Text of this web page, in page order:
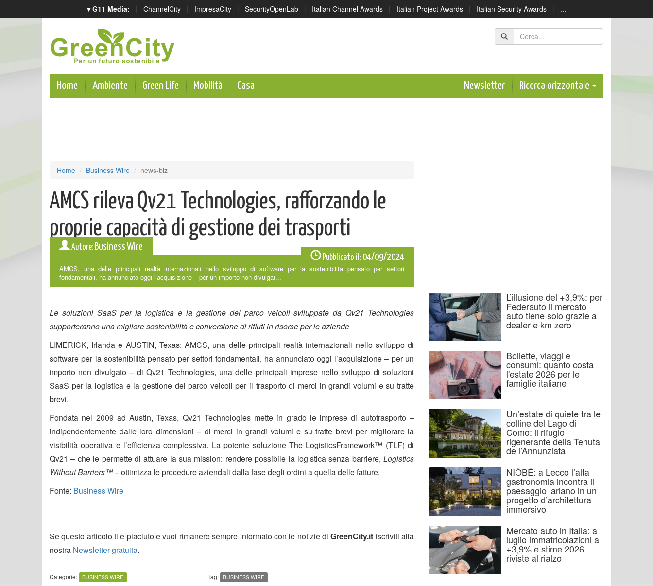
▾ G11 Media: | ChannelCity | ImpresaCity | SecurityOpenLab | Italian Channel Awards | Italian Project Awards | Italian Security Awards | ...
Home Ambiente Green Life Mobilità Casa Newsletter Ricerca orizzontale
Home Business Wire news-biz
AMCS rileva Qv21 Technologies, rafforzando le
proprie capacità di gestione dei trasporti
Pubblicato il: 04/09/2024
Autore: Business Wire
AMCS, una delle principali realtà internazionali nello sviluppo di software per la sostenibilità pensato per settori
fondamentali, ha annunciato oggi l’acquisizione – per un importo non divulgat...
Le soluzioni SaaS per la logistica e la gestione del parco veicoli sviluppate da Qv21 Technologies
supporteranno una migliore sostenibilità e conversione di rifiuti in risorse per le aziende
LIMERICK, Irlanda e AUSTIN, Texas: AMCS, una delle principali realtà internazionali nello sviluppo di
software per la sostenibilità pensato per settori fondamentali, ha annunciato oggi l’acquisizione – per un
importo non divulgato – di Qv21 Technologies, una delle principali imprese nello sviluppo di soluzioni
SaaS per la logistica e la gestione del parco veicoli per il trasporto di merci in grandi volumi e su tratte
brevi.
Fondata nel 2009 ad Austin, Texas, Qv21 Technologies mette in grado le imprese di autotrasporto –
indipendentemente dalle loro dimensioni – di merci in grandi volumi e su tratte brevi per migliorare la
visibilità operativa e l’efficienza complessiva. La potente soluzione The LogisticsFramework™ (TLF) di
Qv21 – che le permette di attuare la sua mission: rendere possibile la logistica senza barriere, Logistics
Without Barriers™– ottimizza le procedure aziendali dalla fase degli ordini a quella delle fatture.
Fonte: Business Wire
Se questo articolo ti è piaciuto e vuoi rimanere sempre informato con le notizie diGreenCity.it iscriviti alla
nostra Newsletter gratuita.
Categorie: BUSINESS WIRE Tag: BUSINESS WIRE
L’illusione del +3,9%: per
Federauto il mercato
auto tiene solo grazie a
dealer e km zero
Bollette, viaggi e
consumi: quanto costa
l'estate 2026 per le
famiglie italiane
Un’estate di quiete tra le
colline del Lago di
Como: il rifugio
rigenerante della Tenuta
de l’Annunziata
NIÒBĒ: a Lecco l’alta
gastronomia incontra il
paesaggio lariano in un
progetto d’architettura
immersivo
Mercato auto in Italia: a
luglio immatricolazioni a
+3,9% e stime 2026
riviste al rialzo